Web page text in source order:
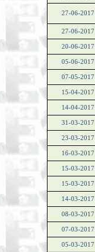
27-06-2017
27-06-2017
20-06-2017
05-06-2017
07-05-2017
15-04-2017
14-04-2017
31-03-2017
23-03-2017
16-03-2017
15-03-2017
15-03-2017
14-03-2017
08-03-2017
07-03-2017
05-03-2017